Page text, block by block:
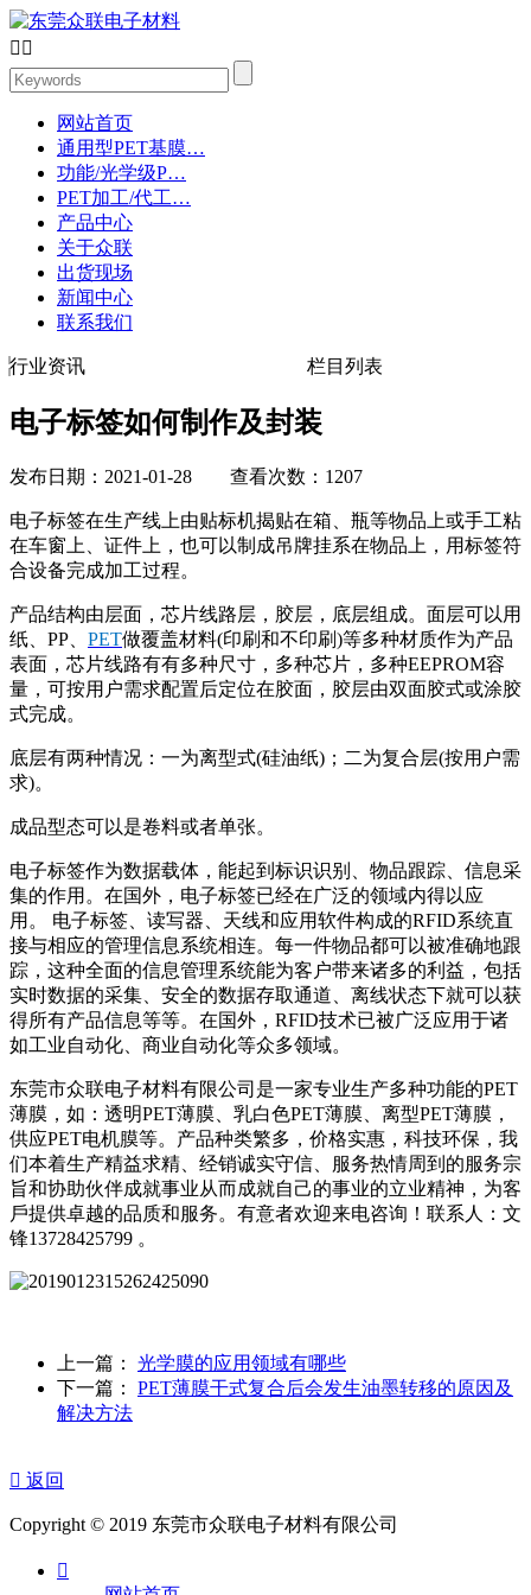
 
网站首页
通用型PET基膜…
功能/光学级P…
PET加工/代工…
产品中心
关于众联
出货现场
新闻中心
联系我们
行业资讯 栏目列表
电子标签如何制作及封装
发布日期：2021-01-28 查看次数：1207
电子标签在生产线上由贴标机揭贴在箱、瓶等物品上或手工粘
在车窗上、证件上，也可以制成吊牌挂系在物品上，用标签符
合设备完成加工过程。
产品结构由层面，芯片线路层，胶层，底层组成。面层可以用
纸、PP、 PET做覆盖材料(印刷和不印刷)等多种材质作为产品
表面，芯片线路有有多种尺寸，多种芯片，多种EEPROM容
量，可按用户需求配置后定位在胶面，胶层由双面胶式或涂胶
式完成。
底层有两种情况：一为离型式(硅油纸)；二为复合层(按用户需
求)。
成品型态可以是卷料或者单张。
电子标签作为数据载体，能起到标识识别、物品跟踪、信息采
集的作用。在国外，电子标签已经在广泛的领域内得以应
用。 电子标签、读写器、天线和应用软件构成的RFID系统直
接与相应的管理信息系统相连。每一件物品都可以被准确地跟
踪，这种全面的信息管理系统能为客户带来诸多的利益，包括
实时数据的采集、安全的数据存取通道、离线状态下就可以获
得所有产品信息等等。在国外，RFID技术已被广泛应用于诸
如工业自动化、商业自动化等众多领域。
东莞市众联电子材料有限公司是一家专业生产多种功能的PET
薄膜，如：透明PET薄膜、乳白色PET薄膜、离型PET薄膜，
供应PET电机膜等。产品种类繁多，价格实惠，科技环保，我
们本着生产精益求精、经销诚实守信、服务热情周到的服务宗
旨和协助伙伴成就事业从而成就自己的事业的立业精神，为客
戶提供卓越的品质和服务。有意者欢迎来电咨询！联系人：文
锋13728425799 。
上一篇： 光学膜的应用领域有哪些
下一篇： PET薄膜干式复合后会发生油墨转移的原因及
解决方法
 返回
Copyright © 2019 东莞市众联电子材料有限公司
